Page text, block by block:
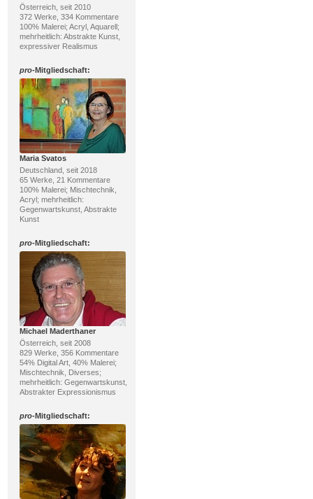
Österreich, seit 2010
372 Werke, 334 Kommentare
100% Malerei; Acryl, Aquarell;
mehrheitlich: Abstrakte Kunst,
expressiver Realismus
pro-Mitgliedschaft:
Maria Svatos
Deutschland, seit 2018
65 Werke, 21 Kommentare
100% Malerei; Mischtechnik,
Acryl; mehrheitlich:
Gegenwartskunst, Abstrakte
Kunst
pro-Mitgliedschaft:
Michael Maderthaner
Österreich, seit 2008
829 Werke, 356 Kommentare
54% Digital Art, 40% Malerei;
Mischtechnik, Diverses;
mehrheitlich: Gegenwartskunst,
Abstrakter Expressionismus
pro-Mitgliedschaft: